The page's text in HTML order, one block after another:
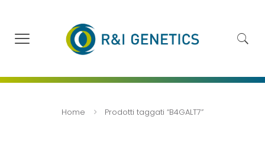
Home Prodotti taggati “B4GALT7”